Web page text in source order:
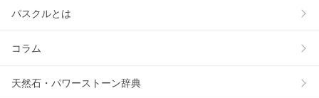
パスクルとは
コラム
天然石・パワーストーン辞典